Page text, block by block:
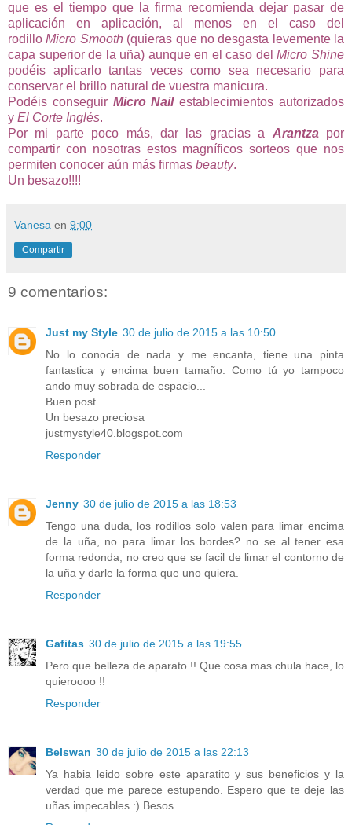
que es el tiempo que la firma recomienda dejar pasar de
aplicación en aplicación, al menos en el caso del
rodilloMicro Smooth(quieras que no desgasta levemente la
capa superior de la uña) aunque en el caso delMicro Shine
podéis aplicarlo tantas veces como sea necesario para
conservar el brillo natural de vuestra manicura.
Podéis conseguir Micro Nail establecimientos autorizados
y El Corte Inglés.
Por mi parte poco más, dar las gracias a Arantza por
compartir con nosotras estos magníficos sorteos que nos
permiten conocer aún más firmas beauty.
Un besazo!!!!
Vanesa en 9:00
Compartir
9 comentarios:
Just my Style 30 de julio de 2015 a las 10:50
No lo conocia de nada y me encanta, tiene una pinta
fantastica y encima buen tamaño. Como tú yo tampoco
ando muy sobrada de espacio...
Buen post
Un besazo preciosa
justmystyle40.blogspot.com
Responder
Jenny 30 de julio de 2015 a las 18:53
Tengo una duda, los rodillos solo valen para limar encima
de la uña, no para limar los bordes? no se al tener esa
forma redonda, no creo que se facil de limar el contorno de
la uña y darle la forma que uno quiera.
Responder
Gafitas 30 de julio de 2015 a las 19:55
Pero que belleza de aparato !! Que cosa mas chula hace, lo
quieroooo !!
Responder
Belswan 30 de julio de 2015 a las 22:13
Ya habia leido sobre este aparatito y sus beneficios y la
verdad que me parece estupendo. Espero que te deje las
uñas impecables :) Besos